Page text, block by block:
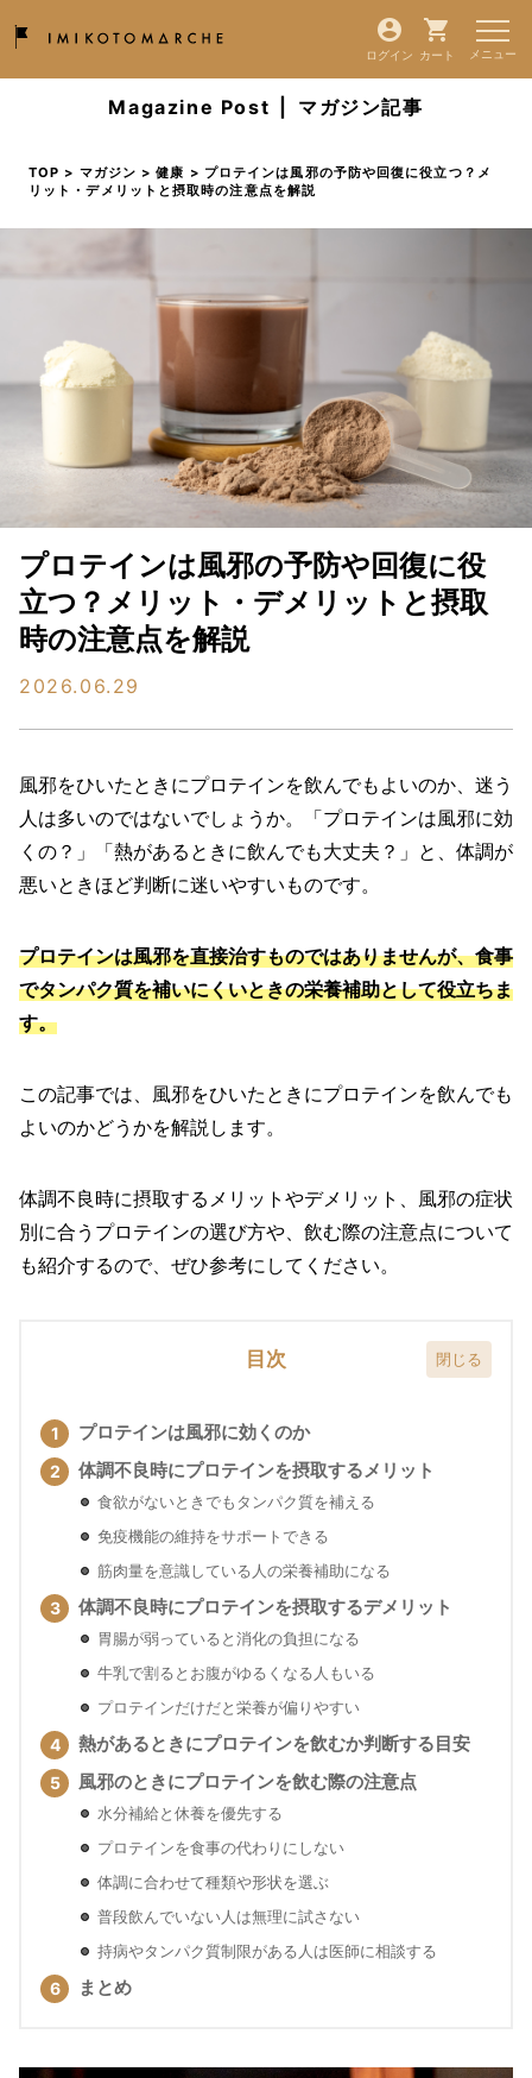
ログイン カート
Magazine Post マガジン記事
TOP > マガジン >健康 > プロテインは風邪の予防や回復に役立つ？メ
リット・デメリットと摂取時の注意点を解説
プロテインは風邪の予防や回復に役
立つ？メリット・デメリットと摂取
時の注意点を解説
2026.06.29
風邪をひいたときにプロテインを飲んでもよいのか、迷う
人は多いのではないでしょうか。「プロテインは風邪に効
くの？」「熱があるときに飲んでも大丈夫？」と、体調が
悪いときほど判断に迷いやすいものです。
プロテインは風邪を直接治すものではありませんが、食事
でタンパク質を補いにくいときの栄養補助として役立ちま
す。
この記事では、風邪をひいたときにプロテインを飲んでも
よいのかどうかを解説します。
体調不良時に摂取するメリットやデメリット、風邪の症状
別に合うプロテインの選び方や、飲む際の注意点について
も紹介するので、ぜひ参考にしてください。
目次
プロテインは風邪に効くのか
体調不良時にプロテインを摂取するメリット
食欲がないときでもタンパク質を補える
免疫機能の維持をサポートできる
筋肉量を意識している人の栄養補助になる
体調不良時にプロテインを摂取するデメリット
胃腸が弱っていると消化の負担になる
牛乳で割るとお腹がゆるくなる人もいる
プロテインだけだと栄養が偏りやすい
熱があるときにプロテインを飲むか判断する目安
風邪のときにプロテインを飲む際の注意点
水分補給と休養を優先する
プロテインを食事の代わりにしない
体調に合わせて種類や形状を選ぶ
普段飲んでいない人は無理に試さない
持病やタンパク質制限がある人は医師に相談する
まとめ